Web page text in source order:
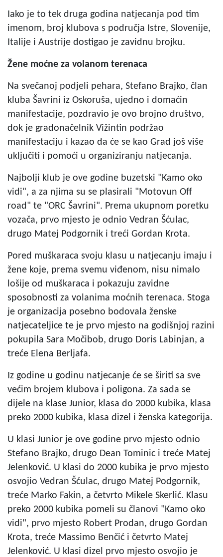
Iako je to tek druga godina natjecanja pod tim
imenom, broj klubova s područja Istre, Slovenije,
Italije i Austrije dostigao je zavidnu brojku.
Žene moćne za volanom terenaca
Na svečanoj podjeli pehara, Stefano Brajko, član
kluba Šavrini iz Oskoruša, ujedno i domaćin
manifestacije, pozdravio je ovo brojno društvo,
dok je gradonačelnik Vižintin podržao
manifestaciju i kazao da će se kao Grad još više
uključiti i pomoći u organiziranju natjecanja.
Najbolji klub je ove godine buzetski "Kamo oko
vidi", a za njima su se plasirali "Motovun Off
road" te "ORC Šavrini". Prema ukupnom poretku
vozača, prvo mjesto je odnio Vedran Šćulac,
drugo Matej Podgornik i treći Gordan Krota.
Pored muškaraca svoju klasu u natjecanju imaju i
žene koje, prema svemu viđenom, nisu nimalo
lošije od muškaraca i pokazuju zavidne
sposobnosti za volanima moćnih terenaca. Stoga
je organizacija posebno bodovala ženske
natjecateljice te je prvo mjesto na godišnjoj razini
pokupila Sara Močibob, drugo Doris Labinjan, a
treće Elena Berljafa.
Iz godine u godinu natjecanje će se širiti sa sve
većim brojem klubova i poligona. Za sada se
dijele na klase Junior, klasa do 2000 kubika, klasa
preko 2000 kubika, klasa dizel i ženska kategorija.
U klasi Junior je ove godine prvo mjesto odnio
Stefano Brajko, drugo Dean Tominic i treće Matej
Jelenković. U klasi do 2000 kubika je prvo mjesto
osvojio Vedran Šćulac, drugo Matej Podgornik,
treće Marko Fakin, a četvrto Mikele Skerlić. Klasu
preko 2000 kubika pomeli su članovi "Kamo oko
vidi", prvo mjesto Robert Prodan, drugo Gordan
Krota, treće Massimo Benčić i četvrto Matej
Jelenković. U klasi dizel prvo mjesto osvojio je